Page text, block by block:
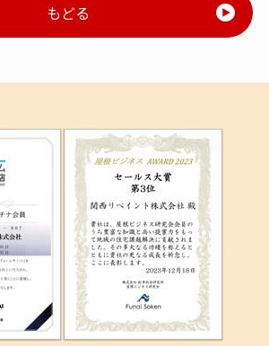
もどる